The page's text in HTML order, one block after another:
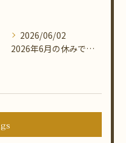
2026/06/02
2026年6月の休みです🐸☂️